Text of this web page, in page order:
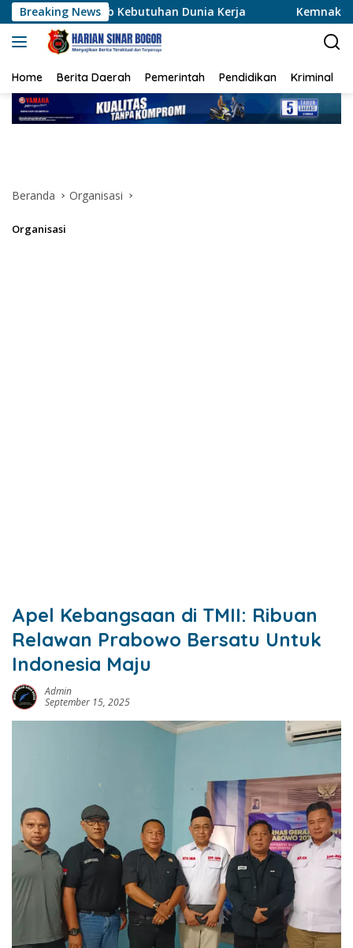
Langsung
ke
konten
Breaking News
Dunia Kerja Kemnaker Perkuat Pelatihan
Home Berita Daerah Pemerintah Pendidikan Kriminal
Beranda Organisasi
Organisasi
Apel Kebangsaan di TMII: Ribuan
Relawan Prabowo Bersatu Untuk
Indonesia Maju
Admin
September 15, 2025